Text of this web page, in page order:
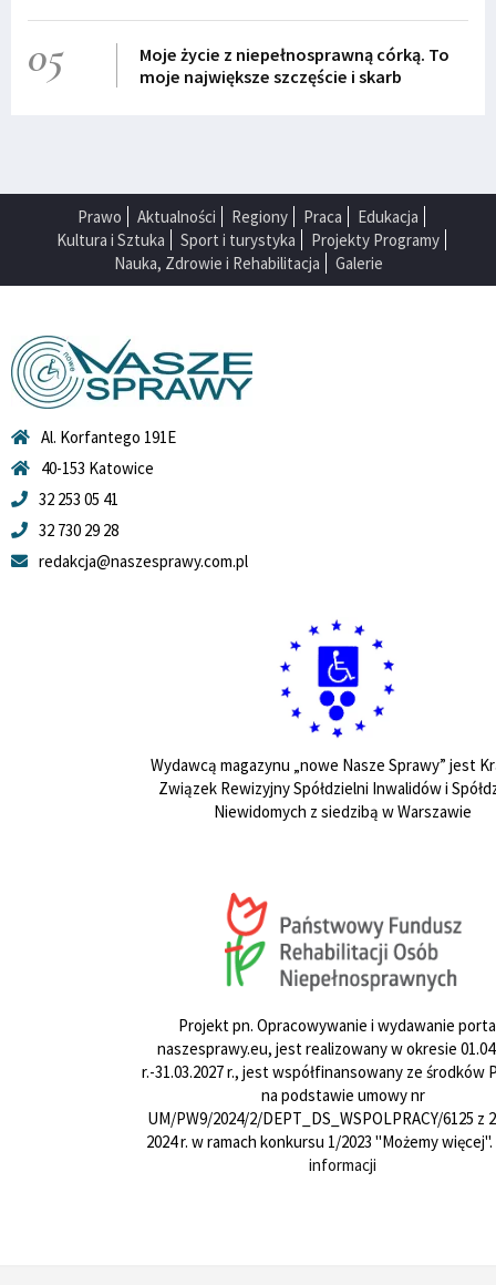
05
Moje życie z niepełnosprawną córką. To
moje największe szczęście i skarb
Prawo Aktualności Regiony Praca
Edukacja
Kultura i Sztuka
Sport i turystyka
Projekty Programy
Nauka, Zdrowie i Rehabilitacja
Galerie
Al. Korfantego 191E
40-153 Katowice
32 253 05 41
32 730 29 28
redakcja@naszesprawy.com.pl
Wydawcą magazynu „nowe Nasze Sprawy” jest
Związek Rewizyjny Spółdzielni Inwalidów i
Niewidomych z siedzibą w Warszawie
Projekt pn. Opracowywanie i wydawanie
naszesprawy.eu, jest realizowany w okresie
r.-31.03.2027 r., jest współfinansowany ze środków
na podstawie umowy nr
UM/PW9/2024/2/DEPT_DS_WSPOLPRACY/6125 z
2024 r. w ramach konkursu 1/2023 "Możemy więcej".
informacji